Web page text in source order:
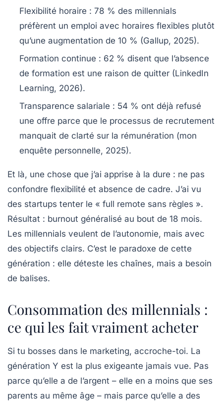
Flexibilité horaire : 78 % des millennials
préfèrent un emploi avec horaires flexibles plutôt
qu’une augmentation de 10 % (Gallup, 2025).
Formation continue : 62 % disent que l’absence
de formation est une raison de quitter (LinkedIn
Learning, 2026).
Transparence salariale : 54 % ont déjà refusé
une offre parce que le processus de recrutement
manquait de clarté sur la rémunération (mon
enquête personnelle, 2025).
Et là, une chose que j’ai apprise à la dure : ne pas
confondre flexibilité et absence de cadre. J’ai vu
des startups tenter le « full remote sans règles ».
Résultat : burnout généralisé au bout de 18 mois.
Les millennials veulent de l’autonomie, mais avec
des objectifs clairs. C’est le paradoxe de cette
génération : elle déteste les chaînes, mais a besoin
de balises.
Consommation des millennials :
ce qui les fait vraiment acheter
Si tu bosses dans le marketing, accroche-toi. La
génération Y est la plus exigeante jamais vue. Pas
parce qu’elle a de l’argent – elle en a moins que ses
parents au même âge – mais parce qu’elle a des